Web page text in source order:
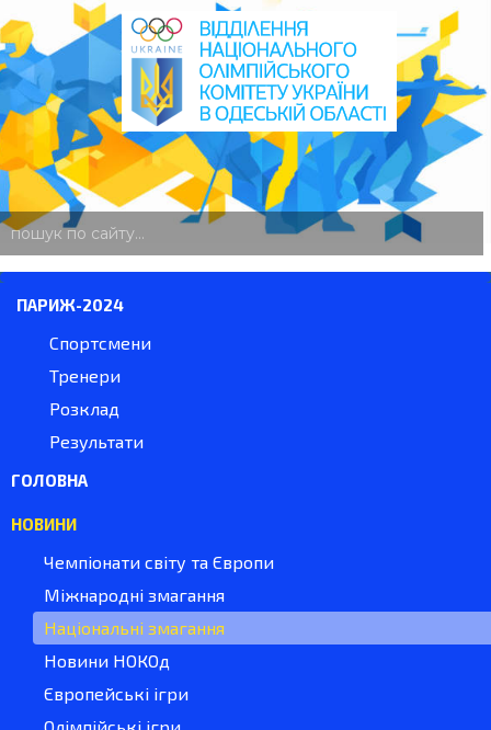
пошук
по
ПАРИЖ-2024
Спортсмени
Тренери
Розклад
Результати
ГОЛОВНА
НОВИНИ
Чемпіонати світу та Європи
Міжнародні змагання
Національні змагання
Новини НОКОд
Європейські ігри